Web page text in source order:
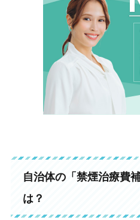
自治体の「禁煙治療費
は？